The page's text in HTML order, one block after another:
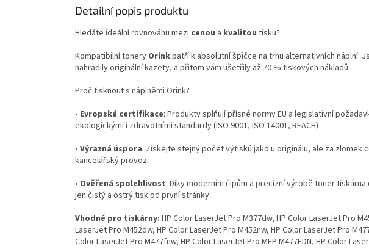
Detailní popis produktu
Hledáte ideální rovnováhu mezi cenou a kvalitou tisku?
Kompatibilní tonery Orinkpatří k absolutní špičce na trhu alternativních náplní.
nahradily originální kazety, a přitom vám ušetřily až 70 % tiskových nákladů.
Proč tisknout s náplněmi Orink?
• Evropská certifikace: Produkty splňují přísné normy EU a legislativní
ekologickými i zdravotními standardy (ISO 9001, ISO 14001, REACH)
• Výrazná úspora: Získejte stejný počet výtisků jako u originálu, ale za zlomek
kancelářský provoz.
• Ověřená spolehlivost: Díky moderním čipům a precizní výrobě toner
jen čistý a ostrý tisk od první stránky.
Vhodné pro tiskárny: HP Color LaserJet Pro M377dw, HP Color LaserJet Pro
LaserJet Pro M452dw, HP Color LaserJet Pro M452nw, HP Color LaserJet Pro
Color LaserJet Pro M477fnw, HP Color LaserJet Pro MFP M477FDN, HP Color